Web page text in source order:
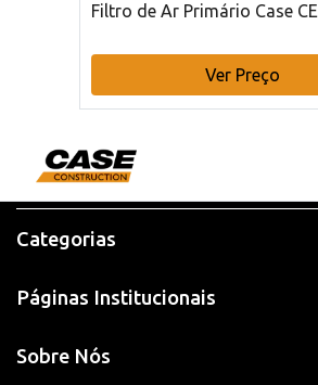
Filtro de Ar Primário Case CE
Ver Preço
Categorias
Páginas Institucionais
Sobre Nós